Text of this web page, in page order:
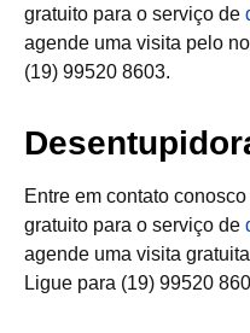
gratuito para o serviço de
agende uma visita pelo
(19) 99520 8603.
Entre em contato
gratuito para o serviço de
agende uma visita
Ligue para (19) 99520